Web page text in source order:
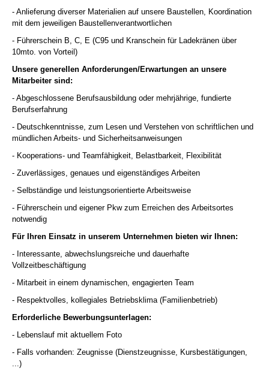
- Anlieferung diverser Materialien auf unsere Baustellen, Koordination
mit dem jeweiligen Baustellenverantwortlichen
- Führerschein B, C, E (C95 und Kranschein für Ladekränen über
10mto. von Vorteil)
Unsere generellen Anforderungen/Erwartungen an unsere
Mitarbeiter sind:
- Abgeschlossene Berufsausbildung oder mehrjährige, fundierte
Berufserfahrung
- Deutschkenntnisse, zum Lesen und Verstehen von schriftlichen und
mündlichen Arbeits- und Sicherheitsanweisungen
- Kooperations- und Teamfähigkeit, Belastbarkeit, Flexibilität
- Zuverlässiges, genaues und eigenständiges Arbeiten
- Selbständige und leistungsorientierte Arbeitsweise
- Führerschein und eigener Pkw zum Erreichen des Arbeitsortes
notwendig
Für Ihren Einsatz in unserem Unternehmen bieten wir Ihnen:
- Interessante, abwechslungsreiche und dauerhafte
Vollzeitbeschäftigung
- Mitarbeit in einem dynamischen, engagierten Team
- Respektvolles, kollegiales Betriebsklima (Familienbetrieb)
Erforderliche Bewerbungsunterlagen:
- Lebenslauf mit aktuellem Foto
- Falls vorhanden: Zeugnisse (Dienstzeugnisse, Kursbestätigungen,
...)